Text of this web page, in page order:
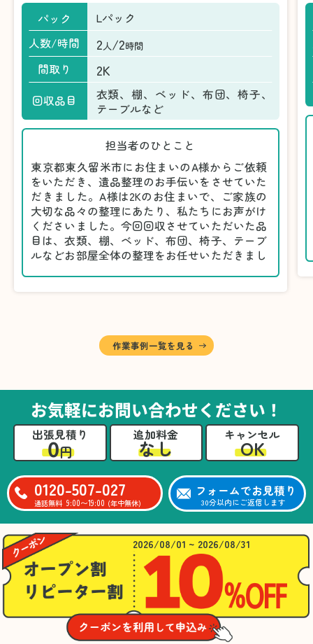
パック
Lパック
人数/時間
2人 /2時間
間取り 2K
回収品目
衣類、棚、ベッド、布団、椅子、
テーブルなど
担当者のひとこと
東京都東久留米市にお住まいのA様からご依頼
をいただき、遺品整理のお手伝いをさせていた
だきました。A様は2Kのお住まいで、ご家族の
大切な品々の整理にあたり、私たちにお声がけ
くださいました。今回回収させていただいた品
目は、衣類、棚、ベッド、布団、椅子、テーブ
ルなどお部屋全体の整理をお任せいただきまし
に仕分けしました。
A様から「手際よく進めてくれて助かりまし
るのは難しかったと思います」との温かいお言
葉をいただきました。遺品整理という心の負担
が大きい作業において、少しでもA様の力にな
れたことをスタッフ一同嬉しく思います。
作業事例一覧を見る
お気軽にお問い合わせください！
出張見積り
0円
追加料金
なし
キャンセル
OK
0120-507-027
通話無料 9:00〜19:00 (年中無休)
フォームでお見積り
30分以内にご返信します
2026/08/01 ~ 2026/08/31